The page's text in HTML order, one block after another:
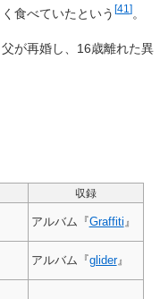
食べていたという [41 ] 。
が再婚し、16歳離れた異
収録
アルバム『Graffiti 』
アルバム『glider』